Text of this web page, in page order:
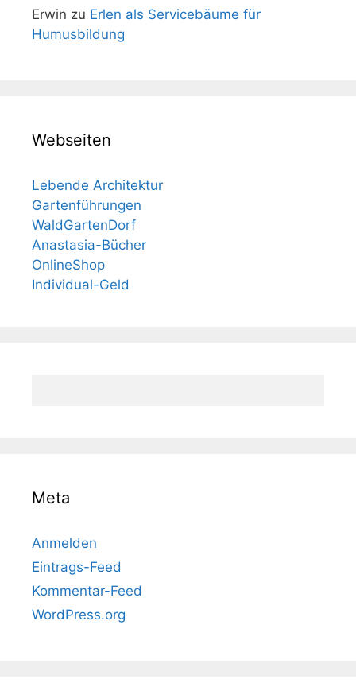
Erwin zu Erlen als Servicebäume für
Humusbildung
Webseiten
Lebende Architektur
Gartenführungen
WaldGartenDorf
Anastasia-Bücher
OnlineShop
Individual-Geld
Meta
Anmelden
Eintrags-Feed
Kommentar-Feed
WordPress.org